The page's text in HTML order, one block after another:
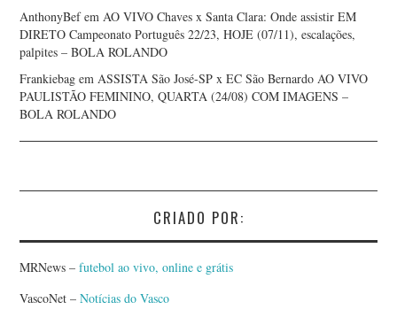
AnthonyBefemAO VIVO Chaves x Santa Clara: Onde assistir EM
DIRETO Campeonato Português 22/23, HOJE (07/11), escalações,
palpites – BOLA ROLANDO
Frankiebag emASSISTA São José-SP x EC São Bernardo AO VIVO
PAULISTÃO FEMININO, QUARTA (24/08) COM IMAGENS –
BOLA ROLANDO
CRIADO POR:
MRNews –futebol ao vivo, online e grátis
VascoNet – Notícias do Vasco